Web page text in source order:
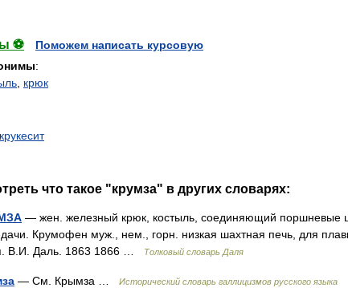
⚽
Поможем написать курсовую
:
крюк
крукесит
что такое "крумза" в других словарях:
— жен. железный крюк, костыль, соединяющий поршневые
Крумофен муж., нем., горн. низкая шахтная печь, для
В.И. Даль. 1863 1866 …
Толковый словарь Даля
— См. Крымза … Исторический словарь галлицизмов русского языка